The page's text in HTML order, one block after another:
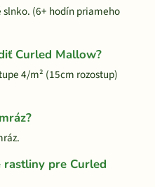
(6+ hodín priameho
Curled Mallow?
4/m² (15cm rozostup)
rastliny pre Curled